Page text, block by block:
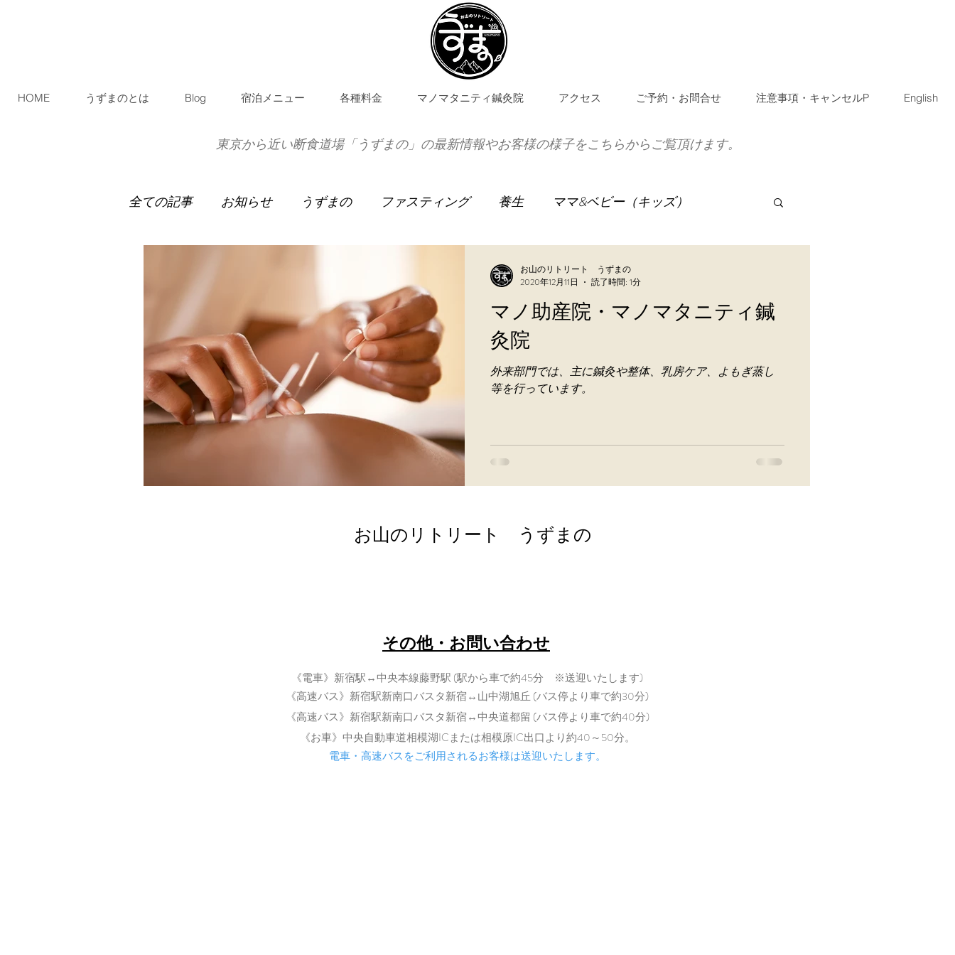
HOME うずまのとは Blog 宿泊メニュー 各種料金 マノマタニティ鍼灸院 アクセス ご予約・お問合せ 注意事項・キャンセルP English
東京から近い断食道場「うずまの」の最新情報やお客様の様子をこちらからご覧頂けます。
全ての記事 お知らせ うずまの ファスティング 養生 ママ&ベビー（キッズ）
マノ助産院・マノマタニティ鍼
灸院
外来部門では、主に鍼灸や整体、乳房ケア、よもぎ蒸し
等を行っています。
お山のリトリート うずまの
2020年12月11日
読了時間: 1分
​お山のリトリート うずまの
​その他・お問い合わせ
《電車》新宿駅↔中央本線藤野駅 (駅から車で約45分 ※送迎いたします)
《高速バス》新宿駅新南口バスタ新宿↔山中湖旭丘 (バス停より車で約30分)
《高速バス》新宿駅新南口バスタ新宿↔中央道都留 (バス停より車で約40分)
《お車》中央自動車道相模湖ICまたは相模原IC出口より約40～50分。
電車・高速バスをご利用されるお客様は送迎いたします。